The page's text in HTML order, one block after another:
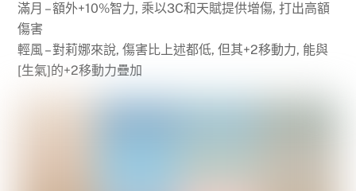
滿月 – 額外+10%智力, 乘以3C和天賦提供增傷, 打出高額
傷害
輕風 – 對莉娜來說, 傷害比上述都低, 但其+2移動力, 能與
[生氣]的+2移動力疊加